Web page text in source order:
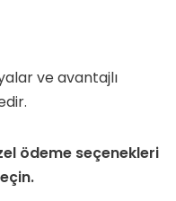
ve avantajlı
ödeme seçenekleri